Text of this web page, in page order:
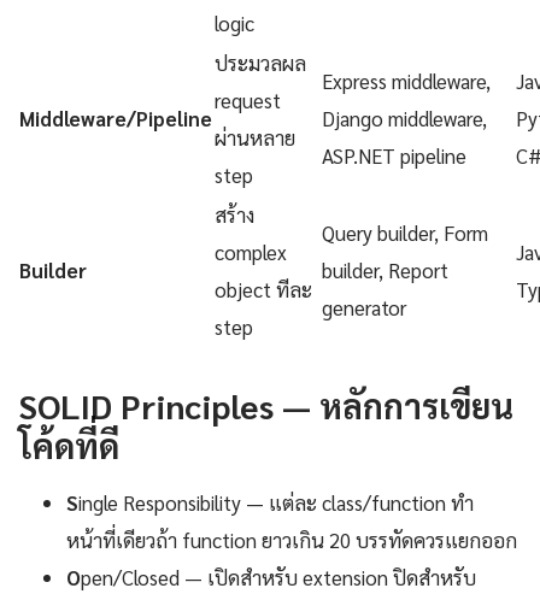
logic
Middleware/Pipeline
ประมวลผล
request
ผ่านหลาย
step
Express middleware,
Django middleware,
ASP.NET pipeline
Builder
สร้าง
complex
object ทีละ
step
Query builder, Form
builder, Report
generator
SOLID Principles — หลักการเขียน
โค้ดที่ดี
Single Responsibility — แต่ละ class/function ทำ
หน้าที่เดียวถ้า function ยาวเกิน 20 บรรทัดควรแยกออก
Open/Closed — เปิดสำหรับ extension ปิดสำหรับ